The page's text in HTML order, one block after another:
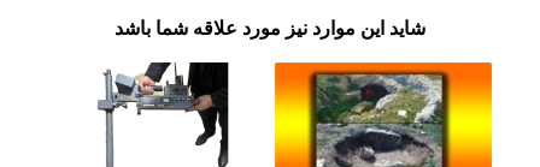
شاید این موارد نیز مورد علاقه شما باشد